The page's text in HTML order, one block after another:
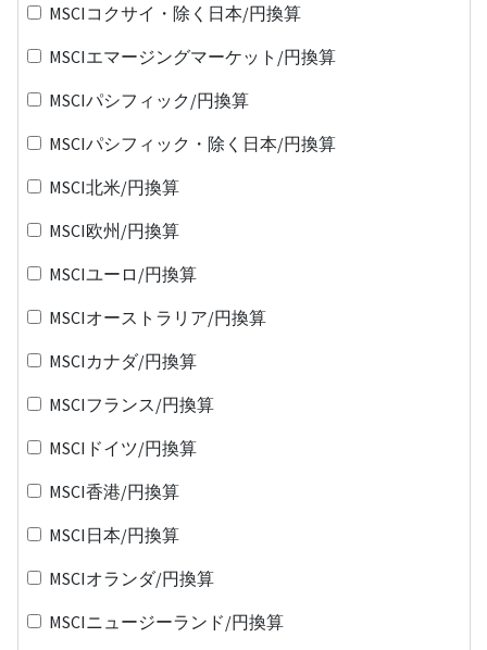
MSCIコクサイ・除く日本/円換算
MSCIエマージングマーケット/円換算
MSCIパシフィック/円換算
MSCIパシフィック・除く日本/円換算
MSCI北米/円換算
MSCI欧州/円換算
MSCIユーロ/円換算
MSCIオーストラリア/円換算
MSCIカナダ/円換算
MSCIフランス/円換算
MSCIドイツ/円換算
MSCI香港/円換算
MSCI日本/円換算
MSCIオランダ/円換算
MSCIニュージーランド/円換算